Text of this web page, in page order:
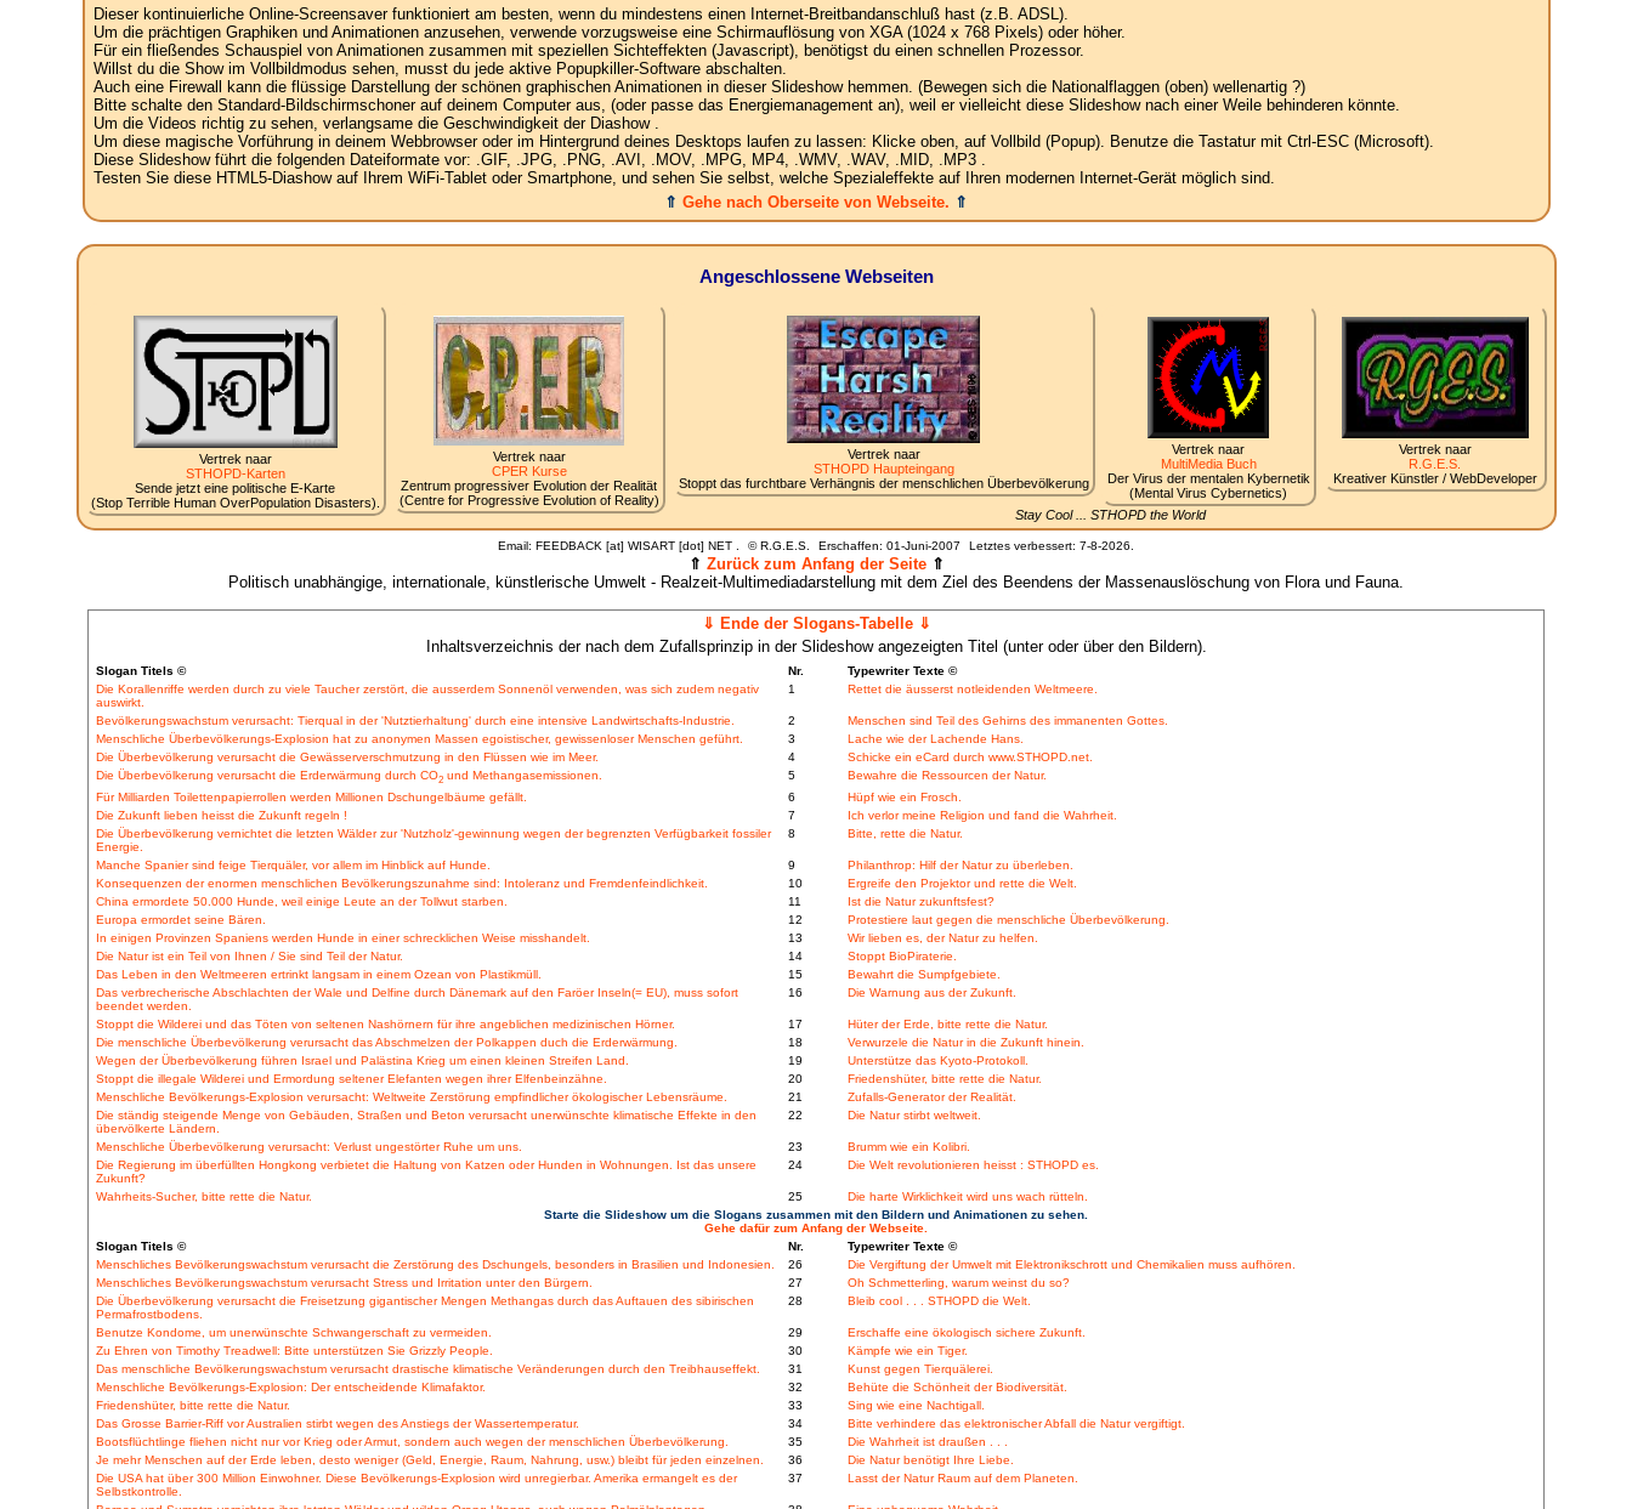
Dieser kontinuierliche Online-Screensaver funktioniert am besten, wenn du mindestens einen Internet-Breitbandanschluß hast (z.B. ADSL).
Um die prächtigen Graphiken und Animationen anzusehen, verwende vorzugsweise eine Schirmauflösung von XGA (1024 x 768 Pixels) oder höher.
Für ein fließendes Schauspiel von Animationen zusammen mit speziellen Sichteffekten (Javascript), benötigst du einen schnellen Prozessor.
Willst du die Show im Vollbildmodus sehen, musst du jede aktive Popupkiller-Software abschalten.
Auch eine Firewall kann die flüssige Darstellung der schönen graphischen Animationen in dieser Slideshow hemmen. (Bewegen sich die Nationalflaggen (oben) wellenartig ?)
Bitte schalte den Standard-Bildschirmschoner auf deinem Computer aus, (oder passe das Energiemanagement an), weil er vielleicht diese Slideshow nach einer Weile behinderen könnte.
Um die Videos richtig zu sehen, verlangsame die Geschwindigkeit der Diashow .
Um diese magische Vorführung in deinem Webbrowser oder im Hintergrund deines Desktops laufen zu lassen: Klicke oben, auf Vollbild (Popup). Benutze die Tastatur mit Ctrl-ESC (Microsoft).
Diese Slideshow führt die folgenden Dateiformate vor: .GIF, .JPG, .PNG, .AVI, .MOV, .MPG, MP4, .WMV, .WAV, .MID, .MP3 .
Testen Sie diese HTML5-Diashow auf Ihrem WiFi-Tablet oder Smartphone, und sehen Sie selbst, welche Spezialeffekte auf Ihren modernen Internet-Gerät möglich sind.
⇑ Gehe nach Oberseite von Webseite. ⇑
Angeschlossene Webseiten
Vertrek naar
STHOPD-Karten
Sende jetzt eine politische E-Karte
(Stop Terrible Human OverPopulation Disasters).
Vertrek naar
CPER Kurse
Zentrum progressiver Evolution der Realität
(Centre for Progressive Evolution of Reality)
Vertrek naar
STHOPD Haupteingang
Stoppt das furchtbare Verhängnis der menschlichen Überbevölkerung
Vertrek naar
MultiMedia Buch
Der Virus der mentalen Kybernetik
(Mental Virus Cybernetics)
Vertrek naar
R.G.E.S.
Kreativer Künstler / WebDeveloper
Stay Cool ... STHOPD the World
Email: FEEDBACK [at] WISART [dot] NET . ©R.G.E.S. Erschaffen: 01-Juni-2007 Letztes verbessert: 7-8-2026.
⇑ Zurück zum Anfang der Seite⇑
Politisch unabhängige, internationale, künstlerische Umwelt - Realzeit-Multimediadarstellung mit dem Ziel des Beendens der Massenauslöschung von Flora und Fauna.
⇓ Ende der Slogans-Tabelle ⇓
Inhaltsverzeichnis der nach dem Zufallsprinzip in der Slideshow angezeigten Titel (unter oder über den Bildern).
Slogan Titels © Nr.
Typewriter Texte ©
Die Korallenriffe werden durch zu viele Taucher zerstört, die ausserdem Sonnenöl verwenden, was sich zudem negativ
auswirkt.
1 Rettet die äusserst notleidenden Weltmeere.
Bevölkerungswachstum verursacht: Tierqual in der 'Nutztierhaltung' durch eine intensive Landwirtschafts-Industrie. 2
Menschen sind Teil des Gehirns des immanenten Gottes.
Menschliche Überbevölkerungs-Explosion hat zu anonymen Massen egoistischer, gewissenloser Menschen geführt.
3
Lache wie der Lachende Hans.
Die Überbevölkerung verursacht die Gewässerverschmutzung in den Flüssen wie im Meer.
4
Schicke ein eCard durch www.STHOPD.net.
Die Überbevölkerung verursacht die Erderwärmung durch CO2 und Methangasemissionen. 5
Bewahre die Ressourcen der Natur.
Für Milliarden Toilettenpapierrollen werden Millionen Dschungelbäume gefällt.
6
Hüpf wie ein Frosch.
Die Zukunft lieben heisst die Zukunft regeln !
7
Ich verlor meine Religion und fand die Wahrheit.
Die Überbevölkerung vernichtet die letzten Wälder zur 'Nutzholz'-gewinnung wegen der begrenzten Verfügbarkeit fossiler
Energie.
8 Bitte, rette die Natur.
Manche Spanier sind feige Tierquäler, vor allem im Hinblick auf Hunde. 9
Philanthrop: Hilf der Natur zu überleben.
Konsequenzen der enormen menschlichen Bevölkerungszunahme sind: Intoleranz und Fremdenfeindlichkeit.
10
Ergreife den Projektor und rette die Welt.
China ermordete 50.000 Hunde, weil einige Leute an der Tollwut starben.
11
Ist die Natur zukunftsfest?
Europa ermordet seine Bären.
12
Protestiere laut gegen die menschliche Überbevölkerung.
In einigen Provinzen Spaniens werden Hunde in einer schrecklichen Weise misshandelt.
13
Wir lieben es, der Natur zu helfen.
Die Natur ist ein Teil von Ihnen / Sie sind Teil der Natur.
14
Stoppt BioPiraterie.
Das Leben in den Weltmeeren ertrinkt langsam in einem Ozean von Plastikmüll.
15
Bewahrt die Sumpfgebiete.
Das verbrecherische Abschlachten der Wale und Delfine durch Dänemark auf den Faröer Inseln(= EU), muss sofort
beendet werden.
16 Die Warnung aus der Zukunft.
Stoppt die Wilderei und das Töten von seltenen Nashörnern für ihre angeblichen medizinischen Hörner. 17
Hüter der Erde, bitte rette die Natur.
Die menschliche Überbevölkerung verursacht das Abschmelzen der Polkappen duch die Erderwärmung.
18
Verwurzele die Natur in die Zukunft hinein.
Wegen der Überbevölkerung führen Israel und Palästina Krieg um einen kleinen Streifen Land.
19
Unterstütze das Kyoto-Protokoll.
Stoppt die illegale Wilderei und Ermordung seltener Elefanten wegen ihrer Elfenbeinzähne.
20
Friedenshüter, bitte rette die Natur.
Menschliche Bevölkerungs-Explosion verursacht: Weltweite Zerstörung empfindlicher ökologischer Lebensräume.
21
Zufalls-Generator der Realität.
Die ständig steigende Menge von Gebäuden, Straßen und Beton verursacht unerwünschte klimatische Effekte in den
übervölkerte Ländern.
22 Die Natur stirbt weltweit.
Menschliche Überbevölkerung verursacht: Verlust ungestörter Ruhe um uns. 23
Brumm wie ein Kolibri.
Die Regierung im überfüllten Hongkong verbietet die Haltung von Katzen oder Hunden in Wohnungen. Ist das unsere
Zukunft?
24 Die Welt revolutionieren heisst : STHOPD es.
Wahrheits-Sucher, bitte rette die Natur. 25
Die harte Wirklichkeit wird uns wach rütteln.
Starte die Slideshow um die Slogans zusammen mit den Bildern und Animationen zu sehen.
Gehe dafür zum Anfang der Webseite.
Slogan Titels ©
Nr.
Typewriter Texte ©
Menschliches Bevölkerungswachstum verursacht die Zerstörung des Dschungels, besonders in Brasilien und Indonesien.
26
Die Vergiftung der Umwelt mit Elektronikschrott und Chemikalien muss aufhören.
Menschliches Bevölkerungswachstum verursacht Stress und Irritation unter den Bürgern.
27
Oh Schmetterling, warum weinst du so?
Die Überbevölkerung verursacht die Freisetzung gigantischer Mengen Methangas durch das Auftauen des sibirischen
Permafrostbodens.
28 Bleib cool . . . STHOPD die Welt.
Benutze Kondome, um unerwünschte Schwangerschaft zu vermeiden. 29
Erschaffe eine ökologisch sichere Zukunft.
Zu Ehren von Timothy Treadwell: Bitte unterstützen Sie Grizzly People.
30
Kämpfe wie ein Tiger.
Das menschliche Bevölkerungswachstum verursacht drastische klimatische Veränderungen durch den Treibhauseffekt.
31
Kunst gegen Tierquälerei.
Menschliche Bevölkerungs-Explosion: Der entscheidende Klimafaktor.
32
Behüte die Schönheit der Biodiversität.
Friedenshüter, bitte rette die Natur.
33
Sing wie eine Nachtigall.
Das Grosse Barrier-Riff vor Australien stirbt wegen des Anstiegs der Wassertemperatur.
34
Bitte verhindere das elektronischer Abfall die Natur vergiftigt.
Bootsflüchtlinge fliehen nicht nur vor Krieg oder Armut, sondern auch wegen der menschlichen Überbevölkerung.
35
Die Wahrheit ist draußen . . .
Je mehr Menschen auf der Erde leben, desto weniger (Geld, Energie, Raum, Nahrung, usw.) bleibt für jeden einzelnen.
36
Die Natur benötigt Ihre Liebe.
Die USA hat über 300 Million Einwohner. Diese Bevölkerungs-Explosion wird unregierbar. Amerika ermangelt es der
Selbstkontrolle.
37 Lasst der Natur Raum auf dem Planeten.